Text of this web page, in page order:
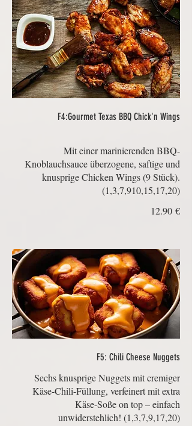
F4:Gourmet Texas BBQ Chick'n Wings
Mit einer marinierenden BBQ-
Knoblauchsauce überzogene, saftige und
knusprige Chicken Wings (9 Stück).
(1,3,7,910,15,17,20)
‏12.90 €
F5: Chili Cheese Nuggets
Sechs knusprige Nuggets mit cremiger
Käse-Chili-Füllung, verfeinert mit extra
Käse-Soße on top – einfach